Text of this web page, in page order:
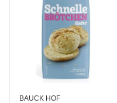
PRODUCENT
BAUCK HOF